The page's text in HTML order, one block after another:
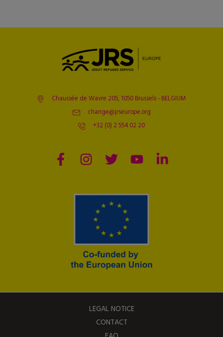
Chaussée de Wavre 205, 1050 Brussels - BELGIUM
change@jrseurope.org
+32 (0) 2 554 02 20
LEGAL NOTICE
CONTACT